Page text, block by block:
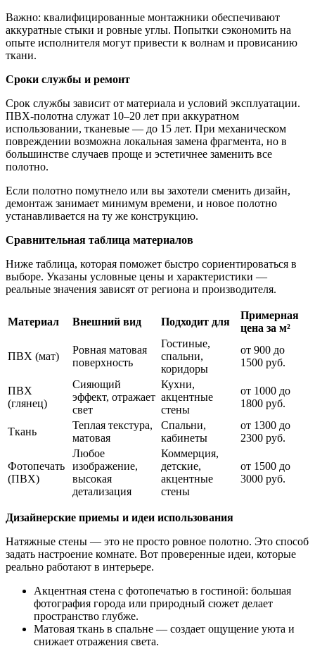
Важно: квалифицированные монтажники обеспечивают
аккуратные стыки и ровные углы. Попытки сэкономить на
опыте исполнителя могут привести к волнам и провисанию
ткани.
Сроки службы и ремонт
Срок службы зависит от материала и условий эксплуатации.
ПВХ-полотна служат 10–20 лет при аккуратном
использовании, тканевые — до 15 лет. При механическом
повреждении возможна локальная замена фрагмента, но в
большинстве случаев проще и эстетичнее заменить все
полотно.
Если полотно помутнело или вы захотели сменить дизайн,
демонтаж занимает минимум времени, и новое полотно
устанавливается на ту же конструкцию.
Сравнительная таблица материалов
Ниже таблица, которая поможет быстро сориентироваться в
выборе. Указаны условные цены и характеристики —
реальные значения зависят от региона и производителя.
Материал Внешний вид Подходит для
Примерная
цена за м²
ПВХ (мат)
Ровная матовая
поверхность
Гостиные,
спальни,
коридоры
от 900 до
1500 руб.
ПВХ
(глянец)
Сияющий
эффект, отражает
свет
Кухни,
акцентные
стены
от 1000 до
1800 руб.
Ткань
Теплая текстура,
матовая
Спальни,
кабинеты
от 1300 до
2300 руб.
Фотопечать
(ПВХ)
Любое
изображение,
высокая
детализация
Коммерция,
детские,
акцентные
стены
от 1500 до
3000 руб.
Дизайнерские приемы и идеи использования
Натяжные стены — это не просто ровное полотно. Это способ
задать настроение комнате. Вот проверенные идеи, которые
реально работают в интерьере.
Акцентная стена с фотопечатью в гостиной: большая
фотография города или природный сюжет делает
пространство глубже.
Матовая ткань в спальне — создает ощущение уюта и
снижает отражения света.